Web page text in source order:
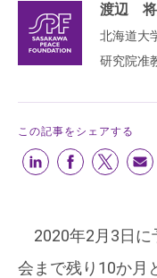
渡辺 将
北海道大
研究院准
この記事をシェアする
2020年2月3日に
会まで残り10か月